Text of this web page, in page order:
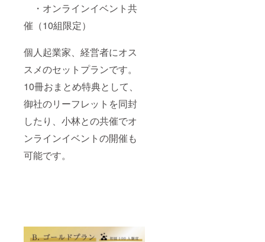
・オンラインイベント共
催（10組限定）
個人起業家、経営者にオス
スメのセットプランです。
10冊おまとめ特典として、
御社のリーフレットを同封
したり、小林との共催でオ
ンラインイベントの開催も
可能です。